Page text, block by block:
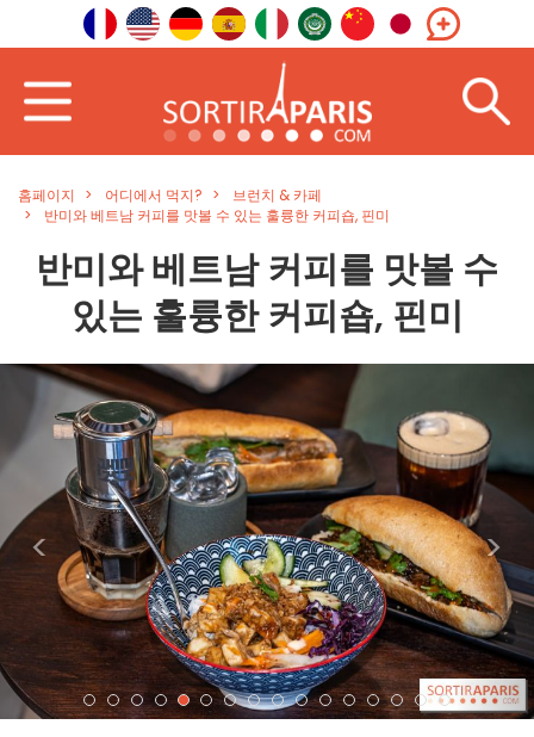
홈페이지 어디에서 먹지?
브런치 & 카페
반미와 베트남 커피를 맛볼 수 있는 훌륭한 커피숍, 핀미
반미와 베트남 커피를 맛볼 수
있는 훌륭한 커피숍, 핀미
< >